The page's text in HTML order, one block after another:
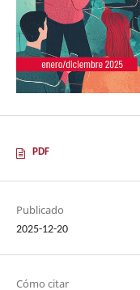
PDF
Publicado
2025-12-20
Cómo citar